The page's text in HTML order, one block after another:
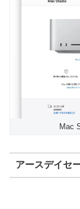
Mac
アースデイセ